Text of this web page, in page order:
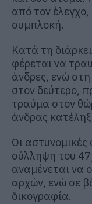
από τον
συμπλοκή.
Κατά τη
φέρεται να
άνδρες, ενώ στη
στον δεύτερο,
τραύμα στον
άνδρας
Οι
σύλληψη του
αναμένεται να
αρχών, ενώ σε
δικογραφία.